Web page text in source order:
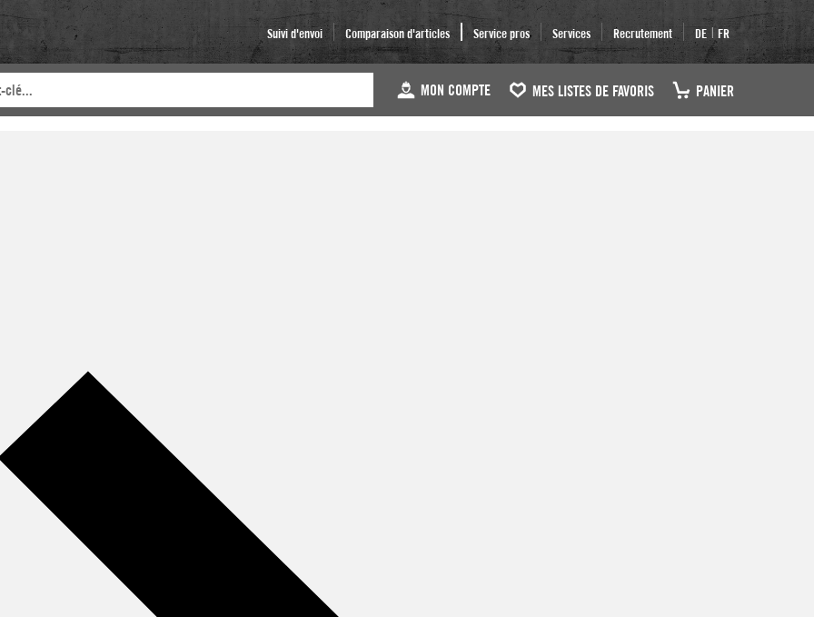
Suivi d'envoi Comparaison d'articles Service pros Services Recrutement DE | FR
MON COMPTE MES LISTES DE FAVORIS PANIER